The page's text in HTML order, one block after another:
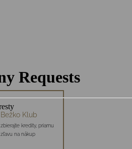
Bežko Klub
zbierajte kredity, priamu
zľavu na nákup